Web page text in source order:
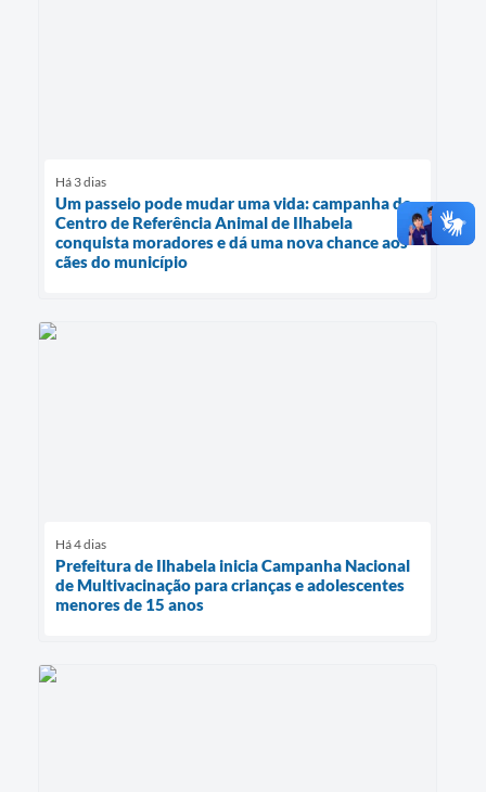
Há 3 dias
Um passeio pode mudar uma vida: campanha do
Centro de Referência Animal de Ilhabela
conquista moradores e dá uma nova chance aos
cães do município
Há 4 dias
Prefeitura de Ilhabela inicia Campanha Nacional
de Multivacinação para crianças e adolescentes
menores de 15 anos